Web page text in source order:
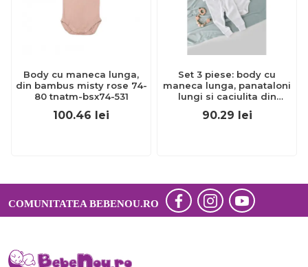
Body cu maneca lunga,
din bambus misty rose 74-
80 tnatm-bsx74-531
100.46 lei
Set 3 piese: body cu
maneca lunga, panataloni
lungi si caciulita din
- Alb, Baby Cosy (Marime:
90.29 lei
COMUNITATEA BEBENOU.RO